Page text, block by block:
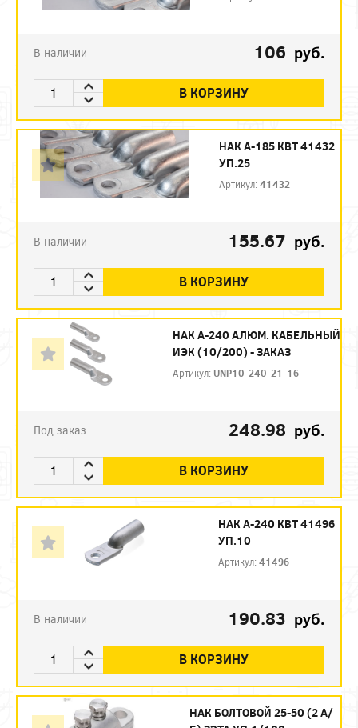
В наличии 106 руб.
В КОРЗИНУ
НАК А-185 КВТ 41432
УП.25
Артикул:41432
В наличии 155.67 руб.
В КОРЗИНУ
НАК А-240 АЛЮМ. КАБЕЛЬНЫЙ
ИЭК (10/200) - ЗАКАЗ
Артикул: UNP10-240-21-16
Под заказ 248.98 руб.
В КОРЗИНУ
НАК А-240 КВТ 41496
УП.10
Артикул:41496
В наличии 190.83 руб.
В КОРЗИНУ
НАК БОЛТОВОЙ 25-50 (2 А/